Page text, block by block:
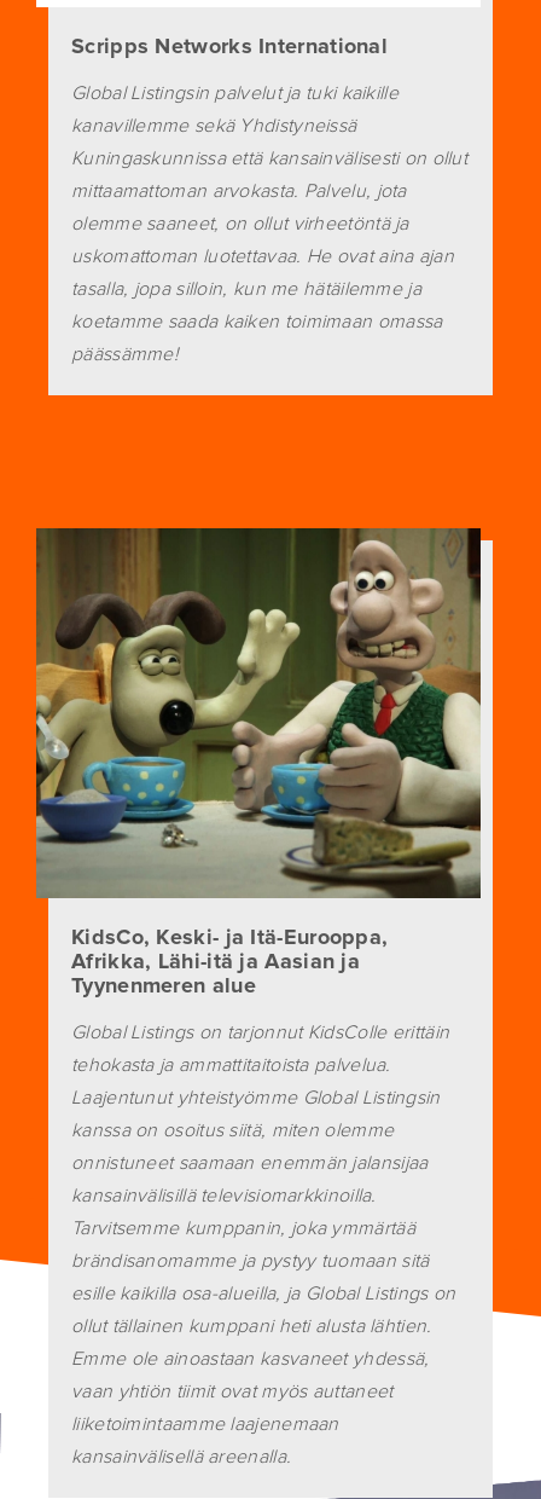
Scripps Networks International
Global Listingsin palvelut ja tuki kaikille
kanavillemme sekä Yhdistyneissä
Kuningaskunnissa että kansainvälisesti on ollut
mittaamattoman arvokasta. Palvelu, jota
olemme saaneet, on ollut virheetöntä ja
uskomattoman luotettavaa. He ovat aina ajan
tasalla, jopa silloin, kun me hätäilemme ja
koetamme saada kaiken toimimaan omassa
päässämme!
KidsCo, Keski- ja Itä-Eurooppa,
Afrikka, Lähi-itä ja Aasian ja
Tyynenmeren alue
Global Listings on tarjonnut KidsColle erittäin
tehokasta ja ammattitaitoista palvelua.
Laajentunut yhteistyömme Global Listingsin
kanssa on osoitus siitä, miten olemme
onnistuneet saamaan enemmän jalansijaa
kansainvälisillä televisiomarkkinoilla.
Tarvitsemme kumppanin, joka ymmärtää
brändisanomamme ja pystyy tuomaan sitä
esille kaikilla osa-alueilla, ja Global Listings on
ollut tällainen kumppani heti alusta lähtien.
Emme ole ainoastaan kasvaneet yhdessä,
vaan yhtiön tiimit ovat myös auttaneet
liiketoimintaamme laajenemaan
kansainvälisellä areenalla.